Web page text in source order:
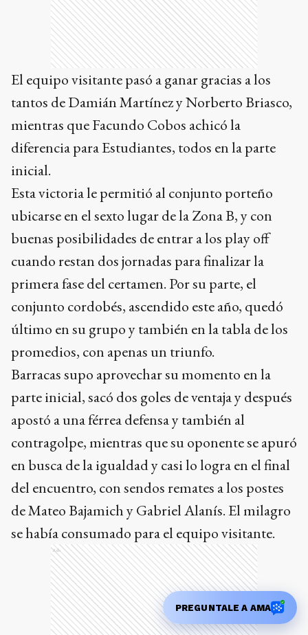
El equipo visitante pasó a ganar gracias a los
tantos de Damián Martínez y Norberto Briasco,
mientras que Facundo Cobos achicó la
diferencia para Estudiantes, todos en la parte
inicial.
Esta victoria le permitió al conjunto porteño
ubicarse en el sexto lugar de la Zona B, y con
buenas posibilidades de entrar a los play off
cuando restan dos jornadas para finalizar la
primera fase del certamen. Por su parte, el
conjunto cordobés, ascendido este año, quedó
último en su grupo y también en la tabla de los
promedios, con apenas un triunfo.
Barracas supo aprovechar su momento en la
parte inicial, sacó dos goles de ventaja y después
apostó a una férrea defensa y también al
contragolpe, mientras que su oponente se apuró
en busca de la igualdad y casi lo logra en el final
del encuentro, con sendos remates a los postes
de Mateo Bajamich y Gabriel Alanís. El milagro
se había consumado para el equipo visitante.
Ads
PREGUNTALE A AMA